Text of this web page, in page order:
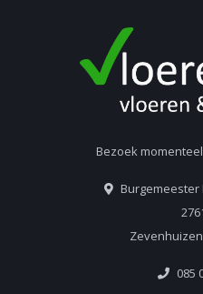
Bezoek
Burgemeester
085